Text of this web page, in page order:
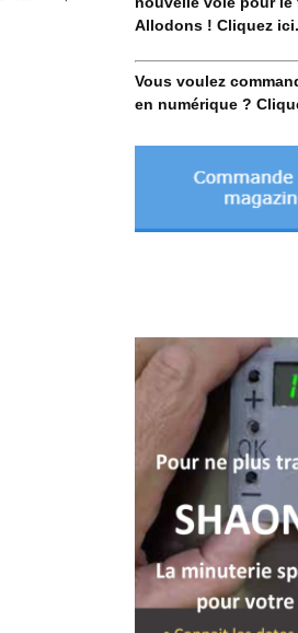
Allodons ! Cliquez ici.
Vous voulez
en numérique ?